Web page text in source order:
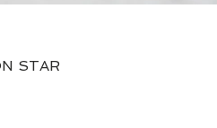
STAR